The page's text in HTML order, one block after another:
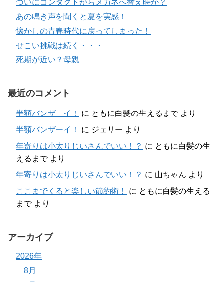
ついにコンタクトからメガネへ替え時か？
あの鳴き声を聞くと夏を実感！
懐かしの青春時代に戻ってしまった！
せこい挑戦は続く・・・
死期が近い？母親
最近のコメント
半額バンザーイ！ に ともに白髪の生えるまでより
半額バンザーイ！
に ジェリー より
年寄りは小太りじいさんでいい！？ に ともに白髪の生
えるまでより
年寄りは小太りじいさんでいい！？ に 山ちゃん より
ここまでくると楽しい節約術！
に ともに白髪の生える
までより
アーカイブ
2026年
8月